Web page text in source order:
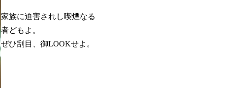
家族に迫害されし喫煙なる
者どもよ。
ぜひ刮目、御LOOKせよ。